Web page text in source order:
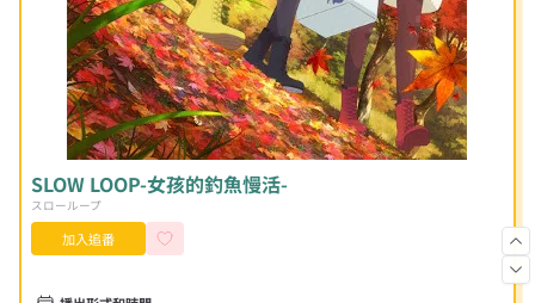
SLOW LOOP-女孩的釣魚慢活-
スローループ
加入追番